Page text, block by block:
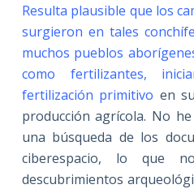
Resulta plausible que los
surgieron en tales
muchos pueblos
como fertilizantes,
fertilización primitivo en
producción agrícola. No
una búsqueda de los
ciberespacio, lo que
descubrimientos